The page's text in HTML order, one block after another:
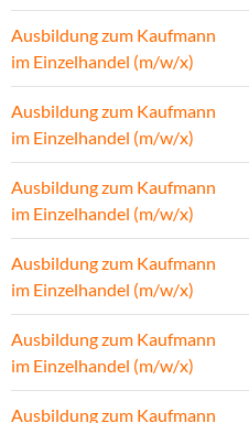
Ausbildung zum Kaufmann
im Einzelhandel (m/w/x)
Ausbildung zum Kaufmann
im Einzelhandel (m/w/x)
Ausbildung zum Kaufmann
im Einzelhandel (m/w/x)
Ausbildung zum Kaufmann
im Einzelhandel (m/w/x)
Ausbildung zum Kaufmann
im Einzelhandel (m/w/x)
Ausbildung zum Kaufmann